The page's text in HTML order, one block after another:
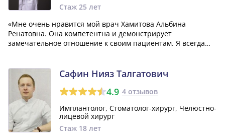
Стаж 25 лет
«Мне очень нравится мой врач Хамитова Альбина
Ренатовна. Она компетентна и демонстрирует
замечательное отношение к своим пациентам. Я всегда
Сафин Нияз Талгатович
4.9 4 отзывов
Имплантолог, Стоматолог-хирург, Челюстно-
лицевой хирург
Стаж 18 лет